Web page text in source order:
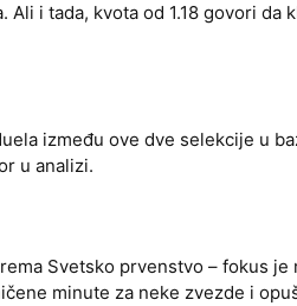
Ali i tada, kvota od 1.18 govori da
između ove dve selekcije u
u analizi.
Svetsko prvenstvo – fokus
minute za neke zvezde i